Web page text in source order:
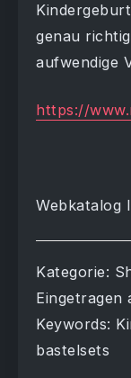
genau
aufwendige
https://
Webkatalog
Kategorie:
Eingetragen
Keywords:
bastelsets